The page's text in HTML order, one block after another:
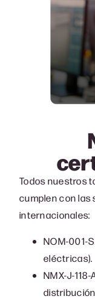
Todos nuestros
cumplen con las
internacionales:
NOM-001-
eléctricas).
NMX-J-